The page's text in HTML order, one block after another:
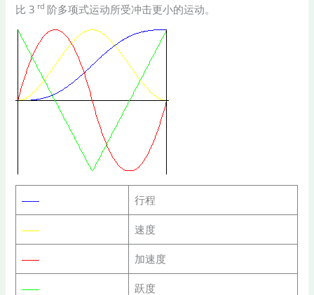
比 3 rd 阶多项式运动所受冲击更小的运动。
行程
速度
加速度
跃度